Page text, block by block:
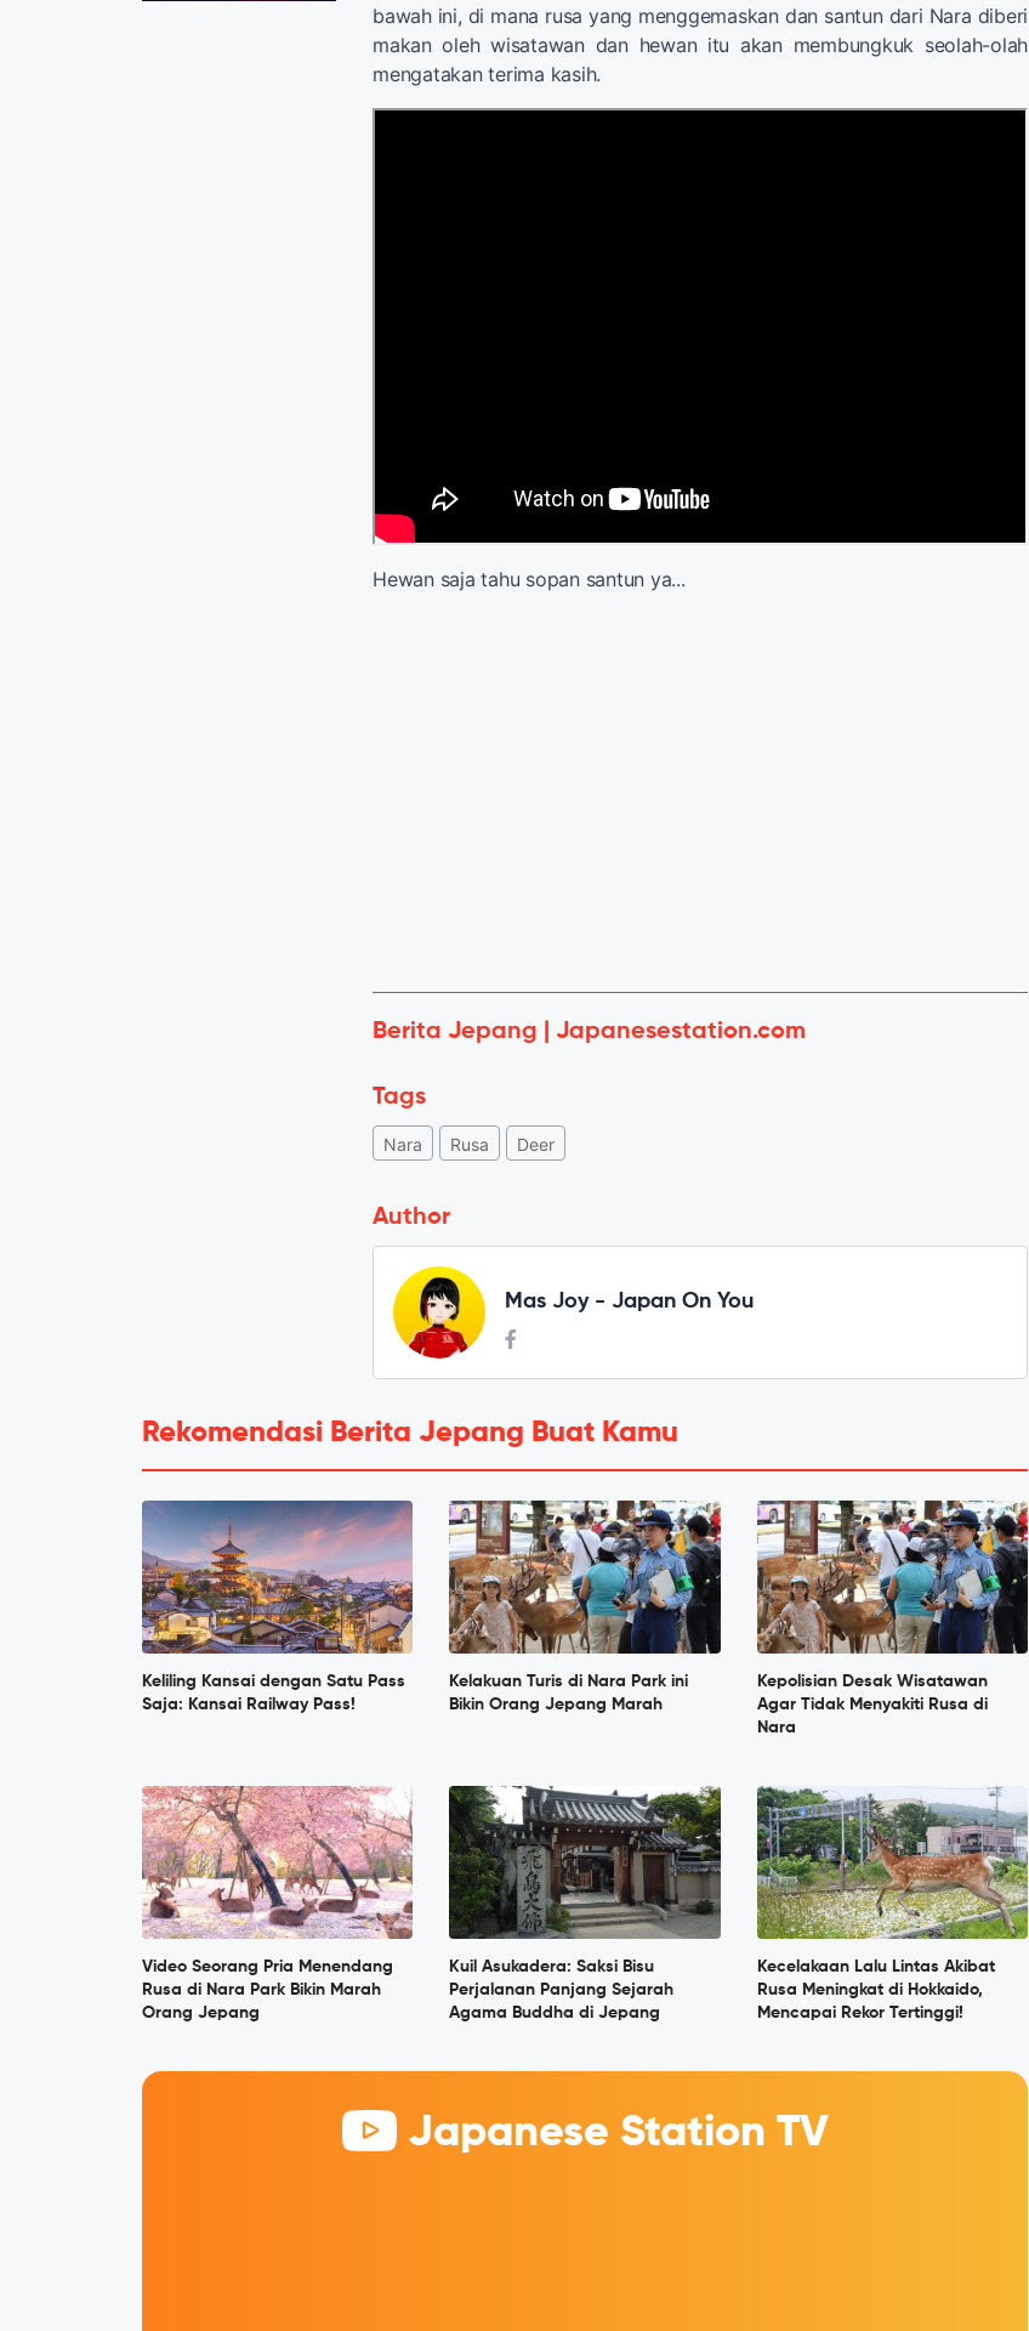
bawah ini, di mana rusa yang menggemaskan dan santun dari Nara diberi
makan oleh wisatawan dan hewan itu akan membungkuk seolah-olah
mengatakan terima kasih.
Hewan saja tahu sopan santun ya...
Berita Jepang | Japanesestation.com
Tags
Nara Rusa Deer
Author
Mas Joy - Japan On You
Rekomendasi Berita Jepang Buat Kamu
Keliling Kansai dengan Satu Pass
Saja: Kansai Railway Pass!
Kelakuan Turis di Nara Park ini
Bikin Orang Jepang Marah
Kepolisian Desak Wisatawan
Agar Tidak Menyakiti Rusa di
Nara
Video Seorang Pria Menendang
Rusa di Nara Park Bikin Marah
Orang Jepang
Kuil Asukadera: Saksi Bisu
Perjalanan Panjang Sejarah
Agama Buddha di Jepang
Kecelakaan Lalu Lintas Akibat
Rusa Meningkat di Hokkaido,
Mencapai Rekor Tertinggi!
Japanese Station TV